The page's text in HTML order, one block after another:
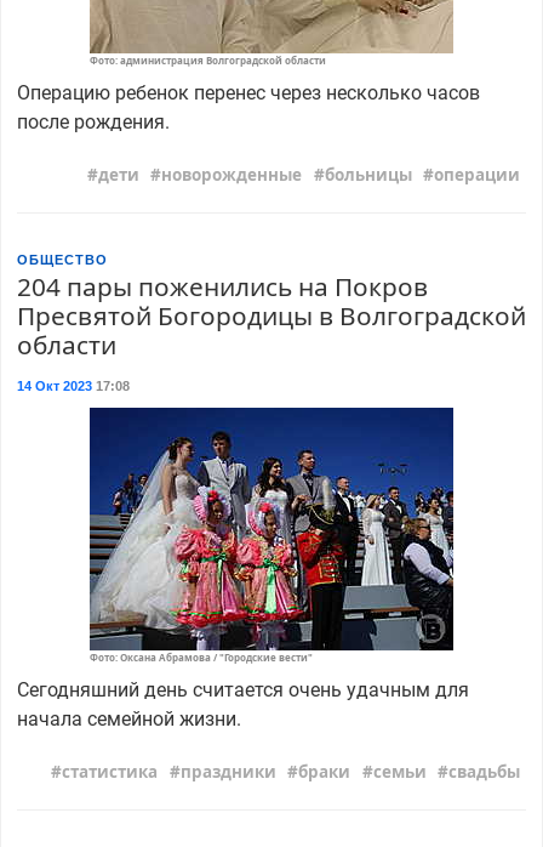
Фото: администрация Волгоградской области
Операцию ребенок перенес через несколько часов
после рождения.
дети новорожденные больницы операции
ОБЩЕСТВО
204 пары поженились на Покров
Пресвятой Богородицы в Волгоградской
области
14 Окт 202317:08
Фото: Оксана Абрамова / "Городские вести"
Сегодняшний день считается очень удачным для
начала семейной жизни.
статистика праздники браки семьи свадьбы